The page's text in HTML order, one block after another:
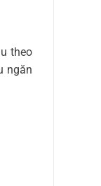
theo
ngăn